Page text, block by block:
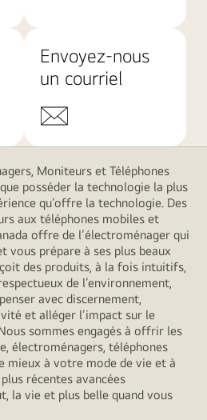
Envoyez-nous
un courriel
Moniteurs et Téléphones
posséder la technologie la plus
qu’offre la technologie. Des
aux téléphones mobiles et
offre de l’électroménager qui
prépare à ses plus beaux
des produits, à la fois intuitifs,
de l’environnement,
avec discernement,
et alléger l’impact sur le
sommes engagés à offrir les
électroménagers, téléphones
mieux à votre mode de vie et à
récentes avancées
la vie et plus belle quand vous